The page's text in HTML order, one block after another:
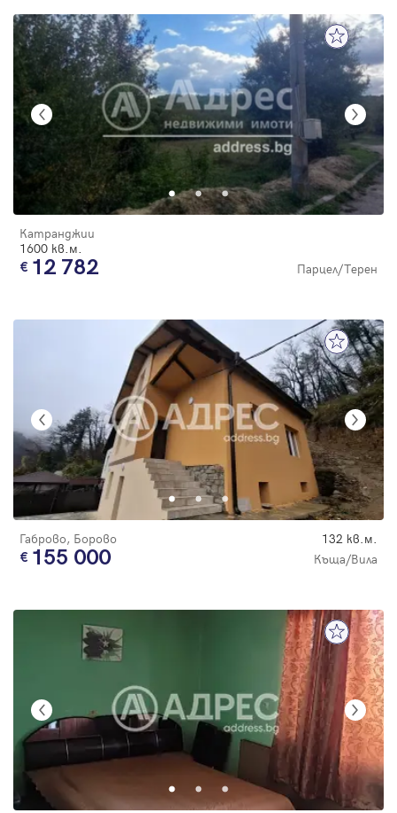
Катранджии
1600 кв.м.
12 782 Парцел/Терен
Габрово, Борово 132 кв.м.
155 000 Къща/Вила